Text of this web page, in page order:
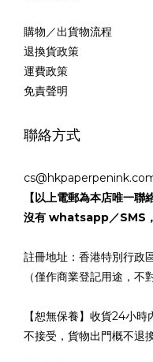
購物／出貨物流程
退換貨政策
運費政策
免責聲明
聯絡方式
【以上電郵為本店唯一聯
沒有 whatsapp／SMS，
註冊地址：香港特別行政
（僅作商業登記用途，不
【恕無保養】收貨24小
不接受，貨物出門概不退換